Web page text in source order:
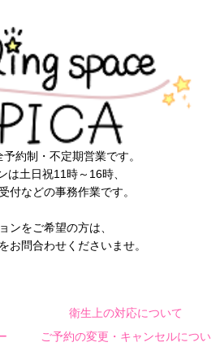
約制・不定期営業です。
は土日祝11時～16時、
付などの事務作業です。
ンをご希望の方は、
お問合わせくださいませ。
衛生上の対応について
ご予約の変更・キャンセルについ